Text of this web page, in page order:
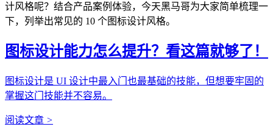
计风格呢？结合产品案例体验，今天黑马哥为大家简单梳理一
下，列举出常见的 10 个图标设计风格。
图标设计能力怎么提升？看这篇就够了！
图标设计是 UI 设计中最入门也最基础的技能，但想要牢固的
掌握这门技能并不容易。
阅读文章 >